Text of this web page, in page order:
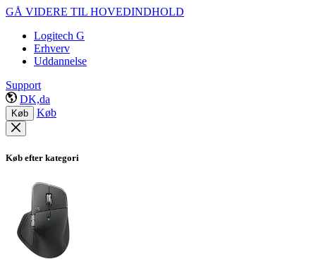
GÅ VIDERE TIL HOVEDINDHOLD
Logitech G
Erhverv
Uddannelse
Support
DK,da
Køb Køb
Køb efter kategori